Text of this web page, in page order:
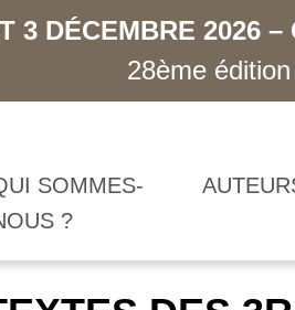
3 DÉCEMBRE 2026
28ème
SOMMES-
?